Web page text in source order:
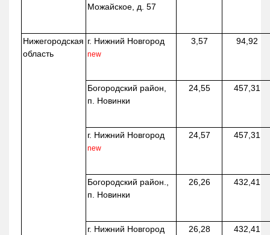
Можайское, д. 57
Нижегородская
область
г. Нижний Новгород
new
3,57 94,92
Богородский район,
п. Новинки
24,55 457,31
г. Нижний Новгород
new
24,57 457,31
Богородский район.,
п. Новинки
26,26 432,41
г. Нижний Новгород 26,28 432,41